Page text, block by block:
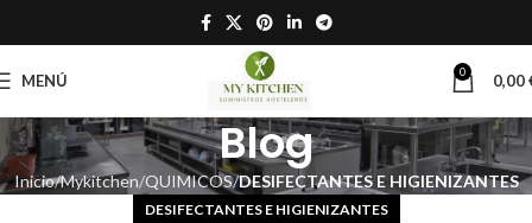
MENÚ 0 0,00
Blog
Inicio Mykitchen QUIMICOS DESIFECTANTES E HIGIENIZANTES
DESIFECTANTES E HIGIENIZANTES